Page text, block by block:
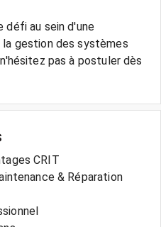
défi au sein d'une
gestion des systèmes
pas à postuler dès
CRIT
& Réparation